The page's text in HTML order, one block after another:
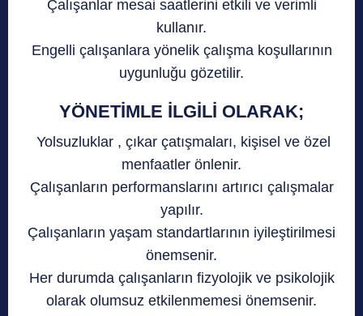
Çalışanlar mesai saatlerini etkili ve verimli
kullanır.
Engelli çalışanlara yönelik çalışma koşullarının
uygunluğu gözetilir.
YÖNETİMLE İLGİLİ OLARAK;
Yolsuzluklar , çıkar çatışmaları, kişisel ve özel
menfaatler önlenir.
Çalışanların performanslarını artırıcı çalışmalar
yapılır.
Çalışanların yaşam standartlarının iyileştirilmesi
önemsenir.
Her durumda çalışanların fizyolojik ve psikolojik
olarak olumsuz etkilenmemesi önemsenir.